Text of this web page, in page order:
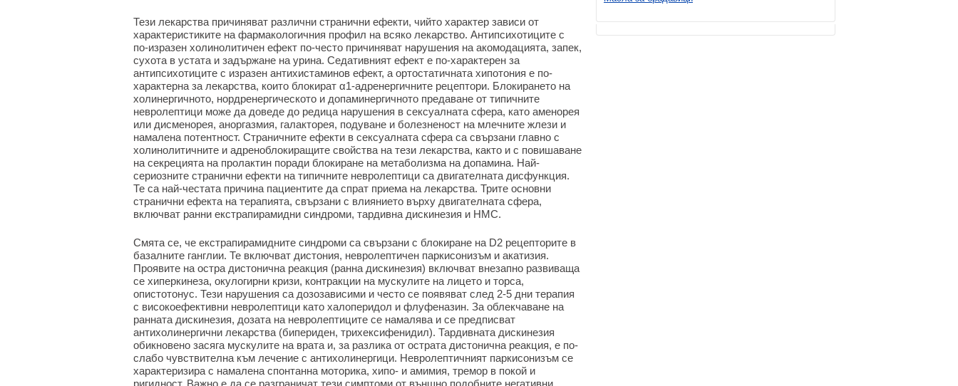
Тези лекарства причиняват различни странични ефекти, чийто характер зависи от
характеристиките на фармакологичния профил на всяко лекарство. Антипсихотиците с
по-изразен холинолитичен ефект по-често причиняват нарушения на акомодацията, запек,
сухота в устата и задържане на урина. Седативният ефект е по-характерен за
антипсихотиците с изразен антихистаминов ефект, а ортостатичната хипотония е по-
характерна за лекарства, които блокират α1-адренергичните рецептори. Блокирането на
холинергичното, нордренергическото и допаминергичното предаване от типичните
невролептици може да доведе до редица нарушения в сексуалната сфера, като аменорея
или дисменорея, аноргазмия, галакторея, подуване и болезненост на млечните жлези и
намалена потентност. Страничните ефекти в сексуалната сфера са свързани главно с
холинолитичните и адреноблокиращите свойства на тези лекарства, както и с повишаване
на секрецията на пролактин поради блокиране на метаболизма на допамина. Най-
сериозните странични ефекти на типичните невролептици са двигателната дисфункция.
Те са най-честата причина пациентите да спрат приема на лекарства. Трите основни
странични ефекта на терапията, свързани с влиянието върху двигателната сфера,
включват ранни екстрапирамидни синдроми, тардивна дискинезия и НМС.
Смята се, че екстрапирамидните синдроми са свързани с блокиране на D2 рецепторите в
базалните ганглии. Те включват дистония, невролептичен паркисонизъм и акатизия.
Проявите на остра дистонична реакция (ранна дискинезия) включват внезапно развиваща
се хиперкинеза, окулогирни кризи, контракции на мускулите на лицето и торса,
опистотонус. Тези нарушения са дозозависими и често се появяват след 2-5 дни терапия
с високоефективни невролептици като халоперидол и флуфеназин. За облекчаване на
ранната дискинезия, дозата на невролептиците се намалява и се предписват
антихолинергични лекарства (бипериден, трихексифенидил). Тардивната дискинезия
обикновено засяга мускулите на врата и, за разлика от острата дистонична реакция, е по-
слабо чувствителна към лечение с антихолинергици. Невролептичният паркисонизъм се
характеризира с намалена спонтанна моторика, хипо- и амимия, тремор в покой и
ригидност. Важно е да се разграничат тези симптоми от външно подобните негативни